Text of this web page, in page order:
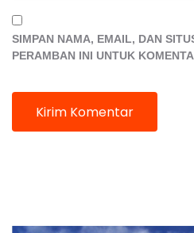
SIMPAN NAMA, EMAIL, DAN
PERAMBAN INI UNTUK